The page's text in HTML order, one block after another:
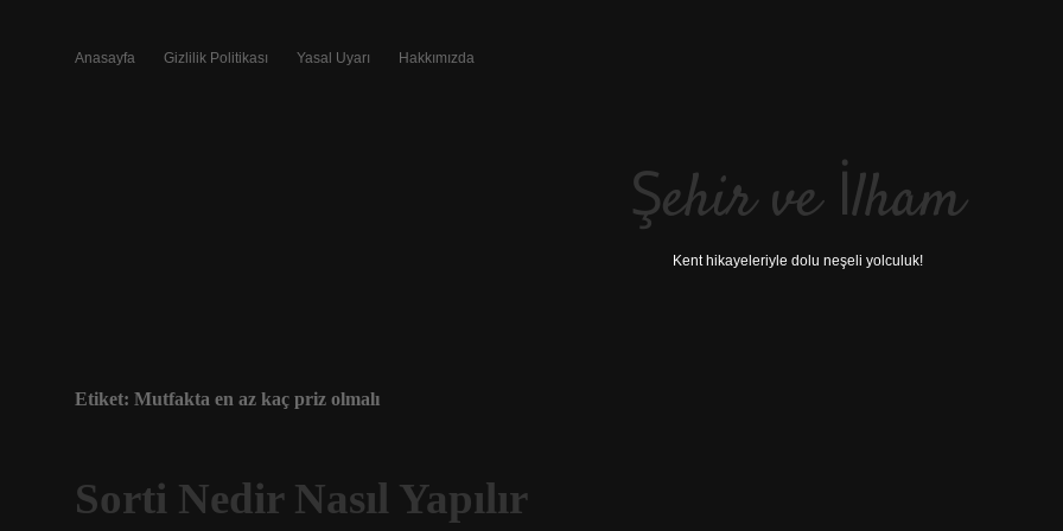
Anasayfa Gizlilik Politikası Yasal Uyarı Hakkımızda
Şehir ve İlham
Kent hikayeleriyle dolu neşeli yolculuk!
Etiket: Mutfakta en az kaç priz olmalı
Sorti Nedir Nasıl Yapılır